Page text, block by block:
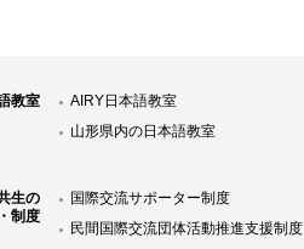
教室
AIRY日本語教室
山形県内の日本語教室
生の
制度
国際交流サポーター制度
民間国際交流団体活動推進支援制度